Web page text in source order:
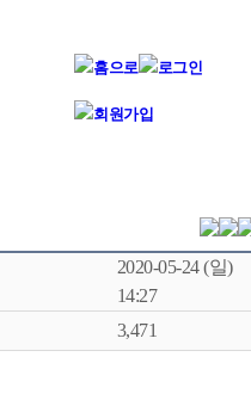
2020-05-24 (일)
14:27
3,471